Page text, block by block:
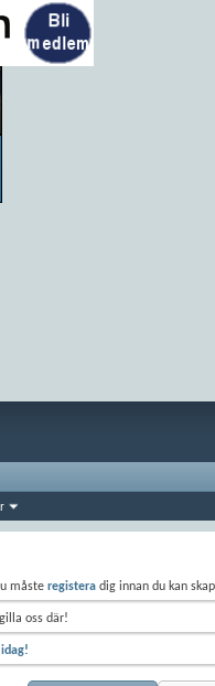
måste registera dig innan du kan
oss där!